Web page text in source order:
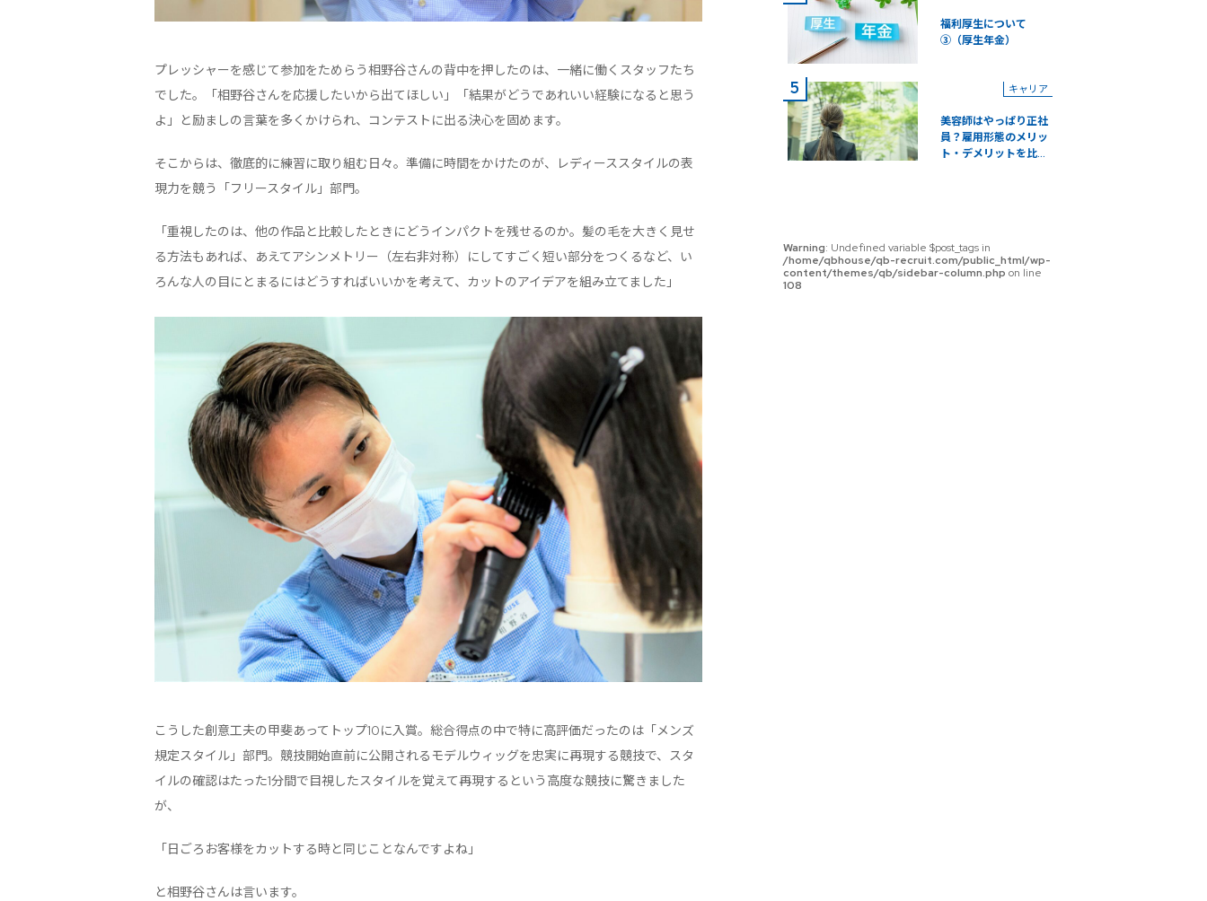
プレッシャーを感じて参加をためらう相野谷さんの背中を押したのは、一緒に働くスタッフたち
でした。「相野谷さんを応援したいから出てほしい」「結果がどうであれいい経験になると思う
よ」と励ましの言葉を多くかけられ、コンテストに出る決心を固めます。
そこからは、徹底的に練習に取り組む日々。準備に時間をかけたのが、レディーススタイルの表
現力を競う「フリースタイル」部門。
「重視したのは、他の作品と比較したときにどうインパクトを残せるのか。髪の毛を大きく見せ
る方法もあれば、あえてアシンメトリー（左右非対称）にしてすごく短い部分をつくるなど、い
ろんな人の目にとまるにはどうすればいいかを考えて、カットのアイデアを組み立てました」
こうした創意工夫の甲斐あってトップ10に入賞。総合得点の中で特に高評価だったのは「メンズ
規定スタイル」部門。競技開始直前に公開されるモデルウィッグを忠実に再現する競技で、スタ
イルの確認はたった1分間で目視したスタイルを覚えて再現するという高度な競技に驚きました
が、
「日ごろお客様をカットする時と同じことなんですよね」
と相野谷さんは言います。
福利厚生について
③（厚生年金）
キャリア
美容師はやっぱり正社
員？雇用形態のメリッ
ト・デメリットを比...
Warning: Undefined variable $post_tags in
/home/qbhouse/qb-recruit.com/public_html/wp-
content/themes/qb/sidebar-column.php on line
108